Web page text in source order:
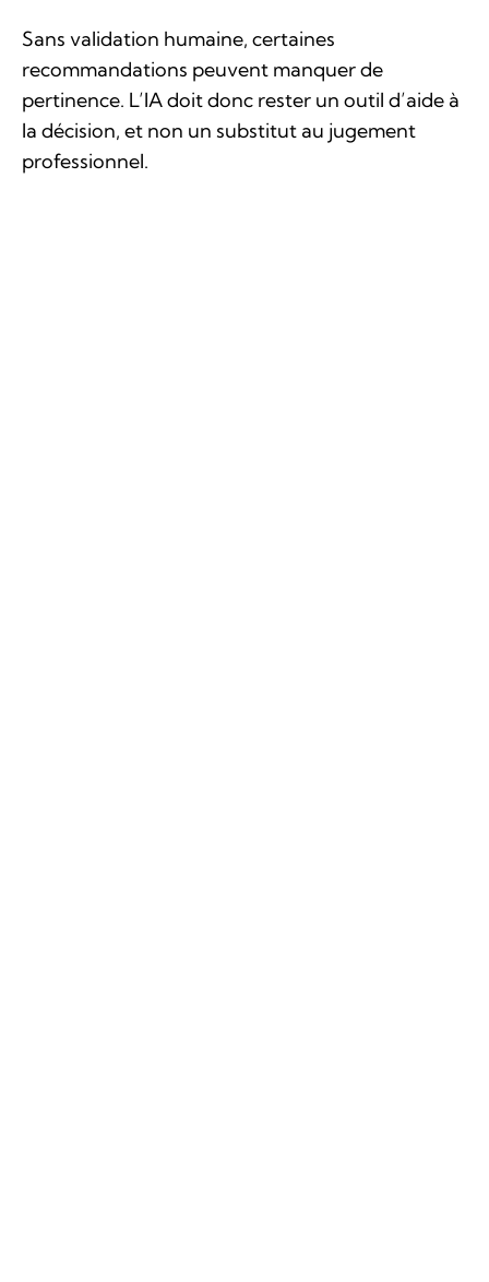
Sans validation humaine, certaines
recommandations peuvent manquer de
pertinence. L’IA doit donc rester un outil d’aide à
la décision, et non un substitut au jugement
professionnel.